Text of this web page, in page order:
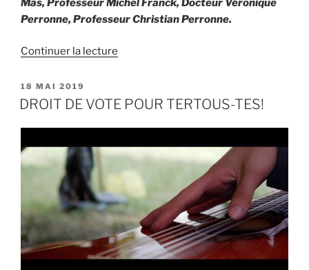
Perronne, Professeur Christian Perronne.
Continuer la lecture
de
Forest-
PUBLIÉ
LE
18 MAI 2019
DROIT DE VOTE POUR TERTOUS-TES!